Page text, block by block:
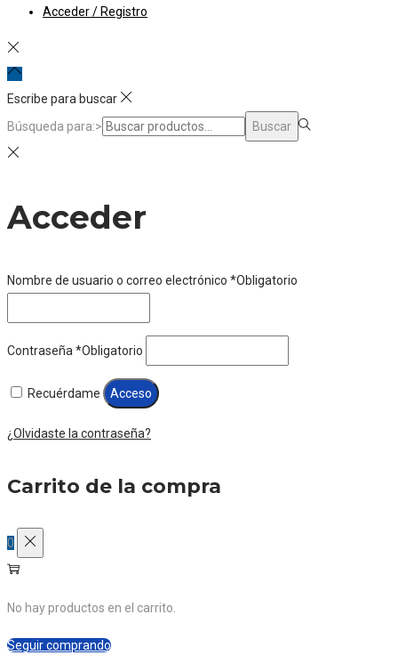
Acceder / Registro
Escribe para buscar
Búsqueda para:>
Buscar
Acceder
Nombre de usuario o correo electrónico *Obligatorio
Contraseña *Obligatorio
Recuérdame Acceso
¿Olvidaste la contraseña?
Carrito de la compra
0
No hay productos en el carrito.
Seguir comprando